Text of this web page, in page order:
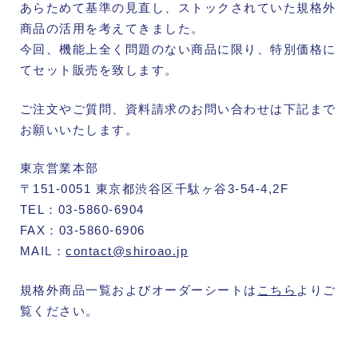
あらためて基準の見直し、ストックされていた規格外
商品の活用を考えてきました。
今回、機能上全く問題のない商品に限り、特別価格に
てセット販売を致します。
ご注文やご質問、資料請求のお問い合わせは下記まで
お願いいたします。
東京営業本部
〒151-0051 東京都渋谷区千駄ヶ谷3-54-4,2F
TEL：03-5860-6904
FAX：03-5860-6906
MAIL：contact@shiroao.jp
規格外商品一覧およびオーダーシートは こちら よりご
覧ください。